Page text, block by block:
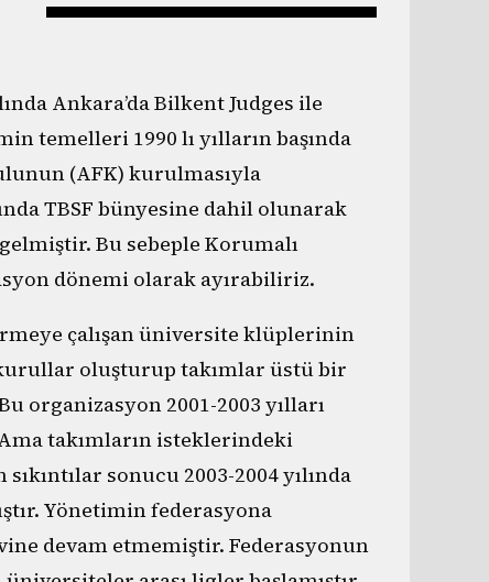
Ankara’da Bilkent Judges ile
temelleri 1990 lı yılların başında
(AFK) kurulmasıyla
TBSF bünyesine dahil olunarak
Bu sebeple Korumalı
dönemi olarak ayırabiliriz.
çalışan üniversite klüplerinin
oluşturup takımlar üstü bir
organizasyon 2001-2003 yılları
takımların isteklerindeki
sonucu 2003-2004 yılında
Yönetimin federasyona
devam etmemiştir. Federasyonun